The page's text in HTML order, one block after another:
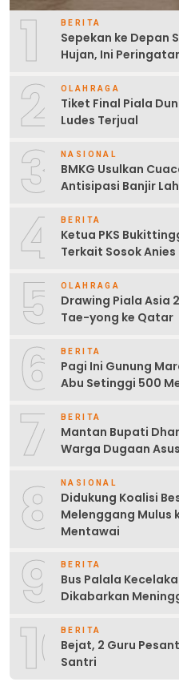
1 BERITA
Sepekan ke Depan
Hujan, Ini
2 OLAHRAGA
Tiket Final Piala
Ludes Terjual
3 NASIONAL
BMKG Usulkan
Antisipasi Banjir
4 BERITA
Ketua PKS
Terkait Sosok
5 OLAHRAGA
Drawing Piala Asia
Tae-yong ke Qatar
6 BERITA
Pagi Ini Gunung
Abu Setinggi 500
7 BERITA
Mantan Bupati
Warga Dugaan
8 NASIONAL
Didukung Koalisi
Melenggang Mulus
Mentawai
9 BERITA
Bus Palala
Dikabarkan
10BERITA
Bejat, 2 Guru
Santri